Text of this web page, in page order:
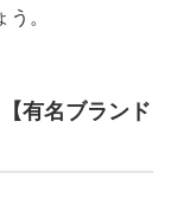
。
有名ブランド